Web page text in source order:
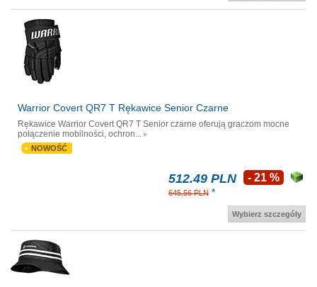
Warrior Covert QR7 T Rękawice Senior Czarne
Rękawice Warrior Covert QR7 T Senior czarne oferują graczom mocne
połączenie mobilności, ochron...
NOWOŚĆ
512.49 PLN
645.56 PLN *
- 21 %
Wybierz szczegóły